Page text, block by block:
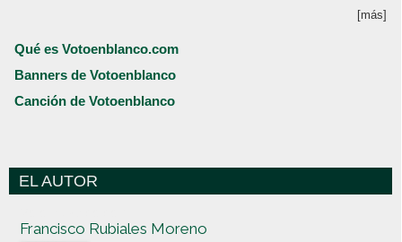
[más]
Qué es Votoenblanco.com
Banners de Votoenblanco
Canción de Votoenblanco
EL AUTOR
Francisco Rubiales Moreno